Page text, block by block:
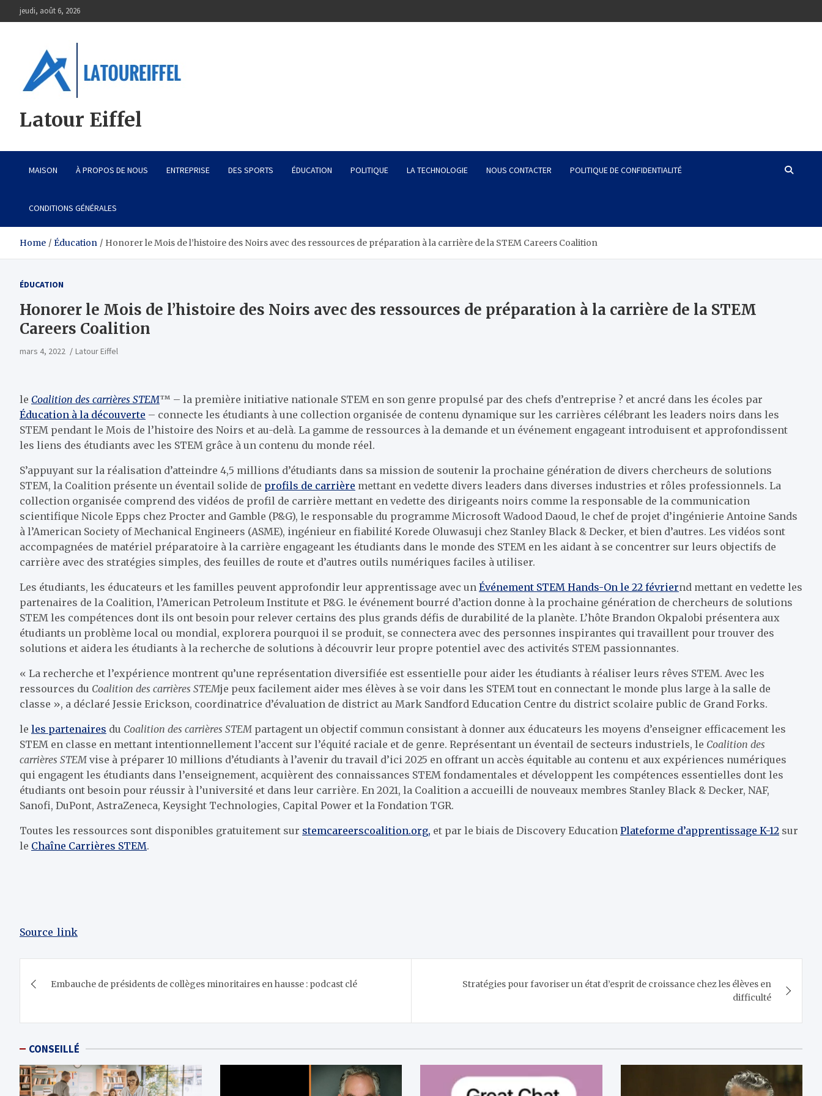
to
jeudi, août 6, 2026
Latour Eiffel
MAISON À PROPOS DE NOUS ENTREPRISE DES SPORTS ÉDUCATION POLITIQUE LA TECHNOLOGIE NOUS CONTACTER POLITIQUE DE CONFIDENTIALITÉ
CONDITIONS GÉNÉRALES
Home Éducation Honorer le Mois de l’histoire des Noirs avec des ressources de préparation à la carrière de la STEM Careers Coalition
ÉDUCATION
Honorer le Mois de l’histoire des Noirs avec des ressources de préparation à la carrière de la STEM
Careers Coalition
mars 4, 2022 Latour Eiffel
le Coalition des carrières STEM™ – la première initiative nationale STEM en son genre propulsé par des chefs d’entreprise ? et ancré dans les écoles par
Éducation à la découverte – connecte les étudiants à une collection organisée de contenu dynamique sur les carrières célébrant les leaders noirs dans les
STEM pendant le Mois de l’histoire des Noirs et au-delà. La gamme de ressources à la demande et un événement engageant introduisent et approfondissent
les liens des étudiants avec les STEM grâce à un contenu du monde réel.
S’appuyant sur la réalisation d’atteindre 4,5 millions d’étudiants dans sa mission de soutenir la prochaine génération de divers chercheurs de solutions
STEM, la Coalition présente un éventail solide de profils de carrière mettant en vedette divers leaders dans diverses industries et rôles professionnels. La
collection organisée comprend des vidéos de profil de carrière mettant en vedette des dirigeants noirs comme la responsable de la communication
scientifique Nicole Epps chez Procter and Gamble (P&G), le responsable du programme Microsoft Wadood Daoud, le chef de projet d’ingénierie Antoine Sands
à l’American Society of Mechanical Engineers (ASME), ingénieur en fiabilité Korede Oluwasuji chez Stanley Black & Decker, et bien d’autres. Les vidéos sont
accompagnées de matériel préparatoire à la carrière engageant les étudiants dans le monde des STEM en les aidant à se concentrer sur leurs objectifs de
carrière avec des stratégies simples, des feuilles de route et d’autres outils numériques faciles à utiliser.
Les étudiants, les éducateurs et les familles peuvent approfondir leur apprentissage avec un Événement STEM Hands-On le 22 févriernd mettant en vedette les
partenaires de la Coalition, l’American Petroleum Institute et P&G. le événement bourré d’action donne à la prochaine génération de chercheurs de solutions
STEM les compétences dont ils ont besoin pour relever certains des plus grands défis de durabilité de la planète. L’hôte Brandon Okpalobi présentera aux
étudiants un problème local ou mondial, explorera pourquoi il se produit, se connectera avec des personnes inspirantes qui travaillent pour trouver des
solutions et aidera les étudiants à la recherche de solutions à découvrir leur propre potentiel avec des activités STEM passionnantes.
« La recherche et l’expérience montrent qu’une représentation diversifiée est essentielle pour aider les étudiants à réaliser leurs rêves STEM. Avec les
ressources du Coalition des carrières STEMje peux facilement aider mes élèves à se voir dans les STEM tout en connectant le monde plus large à la salle de
classe », a déclaré Jessie Erickson, coordinatrice d’évaluation de district au Mark Sandford Education Centre du district scolaire public de Grand Forks.
le les partenaires du Coalition des carrières STEM partagent un objectif commun consistant à donner aux éducateurs les moyens d’enseigner efficacement les
STEM en classe en mettant intentionnellement l’accent sur l’équité raciale et de genre. Représentant un éventail de secteurs industriels, le Coalition des
carrières STEM vise à préparer 10 millions d’étudiants à l’avenir du travail d’ici 2025 en offrant un accès équitable au contenu et aux expériences numériques
qui engagent les étudiants dans l’enseignement, acquièrent des connaissances STEM fondamentales et développent les compétences essentielles dont les
étudiants ont besoin pour réussir à l’université et dans leur carrière. En 2021, la Coalition a accueilli de nouveaux membres Stanley Black & Decker, NAF,
Sanofi, DuPont, AstraZeneca, Keysight Technologies, Capital Power et la Fondation TGR.
Toutes les ressources sont disponibles gratuitement sur stemcareerscoalition.org, et par le biais de Discovery Education Plateforme d’apprentissage K-12 sur
le Chaîne Carrières STEM.
Source_link
de
l’article
Embauche de présidents de collèges minoritaires en hausse : podcast clé
Stratégies pour favoriser un état d’esprit de croissance chez les élèves en
difficulté
CONSEILLÉ